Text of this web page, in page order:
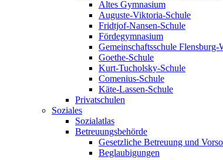
Altes Gymnasium
Auguste-Viktoria-Schule
Fridtjof-Nansen-Schule
Fördegymnasium
Gemeinschaftsschule Flensburg-
Goethe-Schule
Kurt-Tucholsky-Schule
Comenius-Schule
Käte-Lassen-Schule
Privatschulen
Soziales
Sozialatlas
Betreuungsbehörde
Gesetzliche Betreuung und
Beglaubigungen